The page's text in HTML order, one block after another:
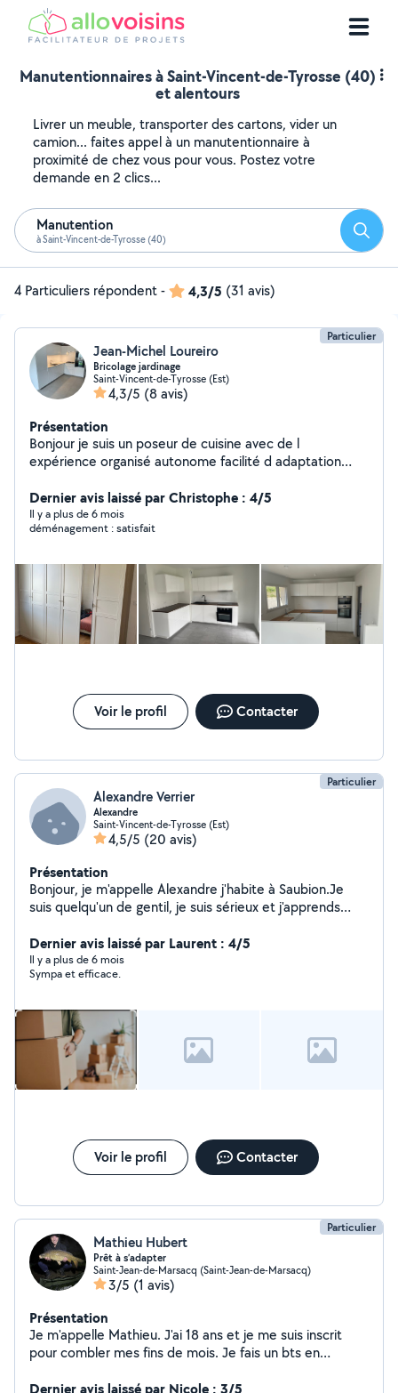
Manutentionnaires à Saint-Vincent-de-Tyrosse (40)
et alentours
Livrer un meuble, transporter des cartons, vider un
camion... faites appel à un manutentionnaire à
proximité de chez vous pour vous. Postez votre
demande en 2 clics...
Manutention
à Saint-Vincent-de-Tyrosse (40)
4 Particuliers répondent- 4,3/5 (31 avis)
Particulier
Jean-Michel Loureiro
Bricolage jardinage
Saint-Vincent-de-Tyrosse (Est)
4,3/5 (8 avis)
Présentation
Bonjour je suis un poseur de cuisine avec de l
expérience organisé autonome facilité d adaptation
meubles dressing et autres ainsi que des luminaires n
hésitez pas a me contacter .
Dernier avis laissé par Christophe : 4/5
Il y a plus de 6 mois
déménagement : satisfait
Voir le profil Contacter
Particulier
Alexandre Verrier
Alexandre
Saint-Vincent-de-Tyrosse (Est)
4,5/5 (20 avis)
Présentation
Bonjour, je m'appelle Alexandre j'habite à Saubion.Je
suis quelqu'un de gentil, je suis sérieux et j'apprends
vert, de la peinture, garder des animaux ou des enfants,
faire du ménage et déménagement
Dernier avis laissé par Laurent : 4/5
Il y a plus de 6 mois
Sympa et efficace.
Voir le profil Contacter
Particulier
Mathieu Hubert
Prêt à s’adapter
Saint-Jean-de-Marsacq (Saint-Jean-de-Marsacq)
3/5 (1 avis)
Présentation
Je m'appelle Mathieu. J'ai 18 ans et je me suis inscrit
pour combler mes fins de mois. Je fais un bts en
libre. Mes mots d'ordres sont l'entraide, le partage et la
Dernier avis laissé par Nicole : 3/5